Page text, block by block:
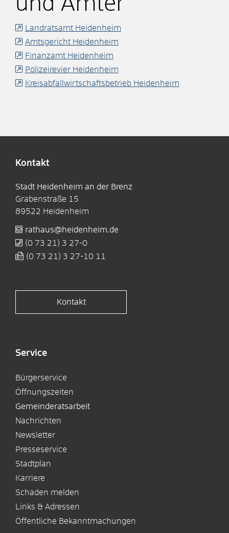
Landratsamt Heidenheim
Amtsgericht Heidenheim
Finanzamt Heidenheim
Polizeirevier Heidenheim
Kreisabfallwirtschaftsbetrieb Heidenheim
Kontakt
Stadt Heidenheim an der Brenz
Grabenstraße 15
89522 Heidenheim
rathaus@heidenheim.de
(0 73 21) 3 27-0
(0 73 21) 3 27-10 11
Kontakt
Service
Bürgerservice
Öffnungszeiten
Gemeinderatsarbeit
Nachrichten
Newsletter
Presseservice
Stadtplan
Karriere
Schaden melden
Links & Adressen
Öffentliche Bekanntmachungen